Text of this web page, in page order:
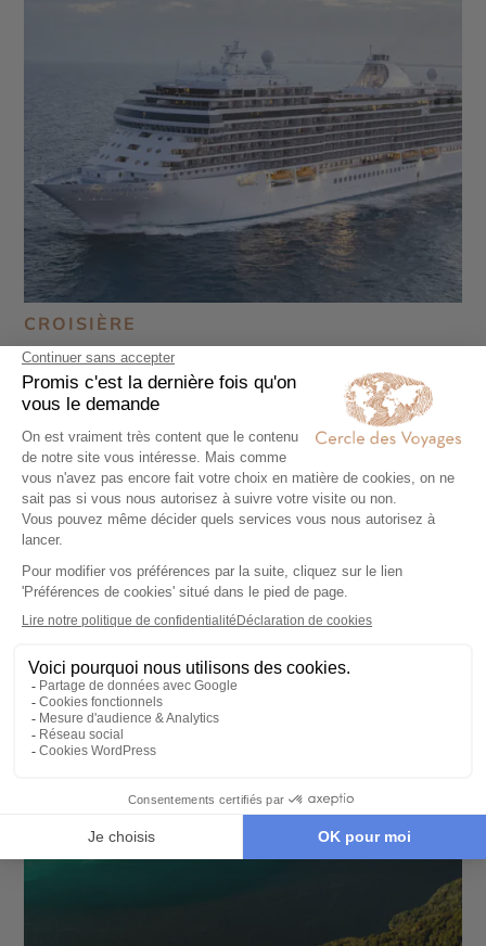
CROISIÈRE
Tour du monde ultra-luxe à bord du Seven
Seas Splendor
128 jours - À partir de /pers
Miami - Los Angeles - Honolulu - Sydney - Cairns -
Darwin - Kuala Lumpur - Penang - Colombo -
Mascate - Dubaï - Abu Dhabi - Djeddah - Louxor -
Aqaba - Haïfa - Jérusalem - Rhodes - Athènes -
Rome - Moorea - Tahiti - Huahine - Raiatea